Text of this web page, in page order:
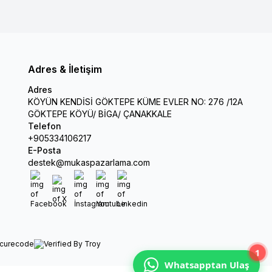
Whatsapptan Ulaş
1
Adres & İletişim
Adres
KÖYÜN KENDİSİ GÖKTEPE KÜME EVLER NO: 276 /12A
GÖKTEPE KÖYÜ/ BİGA/ ÇANAKKALE
Telefon
+905334106217
E-Posta
destek@mukaspazarlama.com
Facebook
X İnstagram
Youtube